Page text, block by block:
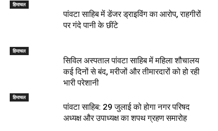
हिमाचल
पांवटा साहिब में डेंजर ड्राइविंग का आरोप, राहगीरों
पर गंदे पानी के छींटे
हिमाचल
सिविल अस्पताल पांवटा साहिब में महिला शौचालय
कई दिनों से बंद, मरीजों और तीमारदारों को हो रही
भारी परेशानी
हिमाचल
पांवटा साहिब: 29 जुलाई को होगा नगर परिषद
अध्यक्ष और उपाध्यक्ष का शपथ ग्रहण समारोह